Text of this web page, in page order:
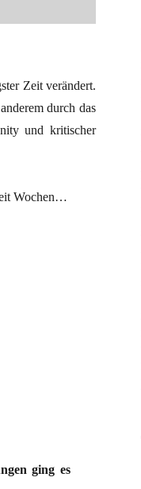
Zeit verändert.
durch das
und kritischer
Wochen…
ging es